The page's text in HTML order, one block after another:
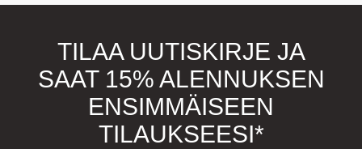
TILAA UUTISKIRJE JA
SAAT 15% ALENNUKSEN
ENSIMMÄISEEN
TILAUKSEESI*